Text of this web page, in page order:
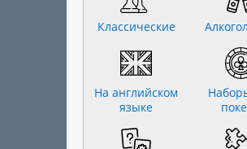
Классические
На английском
языке